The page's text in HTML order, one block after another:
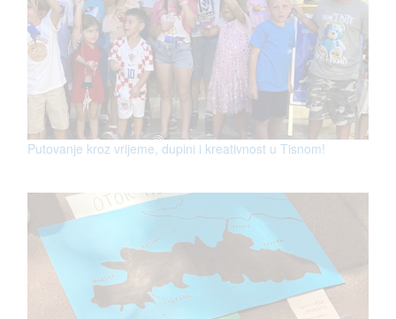
Putovanje kroz vrijeme, dupini i kreativnost u Tisnom!